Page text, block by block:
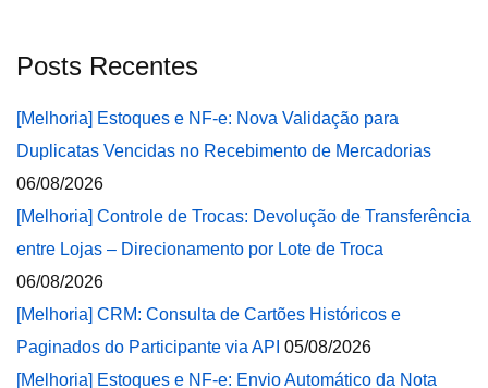
Posts Recentes
[Melhoria] Estoques e NF-e: Nova Validação para
Duplicatas Vencidas no Recebimento de Mercadorias
06/08/2026
[Melhoria] Controle de Trocas: Devolução de Transferência
entre Lojas – Direcionamento por Lote de Troca
06/08/2026
[Melhoria] CRM: Consulta de Cartões Históricos e
Paginados do Participante via API 05/08/2026
[Melhoria] Estoques e NF-e: Envio Automático da Nota